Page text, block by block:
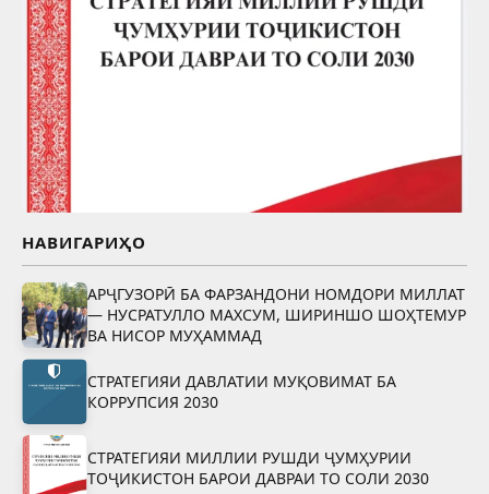
НАВИГАРИҲО
АРҶГУЗОРӢ БА ФАРЗАНДОНИ НОМДОРИ МИЛЛАТ
— НУСРАТУЛЛО МАХСУМ, ШИРИНШО ШОҲТЕМУР
ВА НИСОР МУҲАММАД
СТРАТЕГИЯИ ДАВЛАТИИ МУҚОВИМАТ БА
КОРРУПСИЯ 2030
СТРАТЕГИЯИ МИЛЛИИ РУШДИ ҶУМҲУРИИ
ТОҶИКИСТОН БАРОИ ДАВРАИ ТО СОЛИ 2030